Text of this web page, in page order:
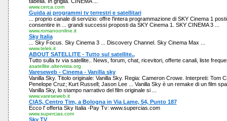
www.cerca.com
Guida ai programmi tv terrestri e satellitari
... proprio canale di servizio: offre l'intera programmazione di SKY Cinema 1
consentire in ... grandi successi proposti da SKY Cinema 1. SKY CINEMA 3 ...
www.romanoonline.it
Sky Italia
... Sky Focus. Sky Cinema 3 ... Discovery Channel. Sky Cinema Max ...
www.telek.it
ABOUT SATELLITE - Tutto sul satellite..
Tutto sulla tv via satellite.. News, forum, chat, ricevitori, offerte canali, liste
asatellite.altervista.org
Vareseweb - Cinema - Vanilla sky
Vanilla Sky. Titolo originale: Vanilla Sky. Regia: Cameron Crowe. Interpreti: Tom
Penelope Cruz; Kurt Russell; Jason Lee ... Vanilla Sky è un remake di un film
Vanilla Sky, lo stampo narrativo del film originale si ...
www.vareseweb.it
CIAS, Centro Tim, a Bologna in Via Lame, 54, Punto 187
Ecco l' offerta Sky Italia -Pay Tv: www.supercias.com
www.supercias.com
Sky TV